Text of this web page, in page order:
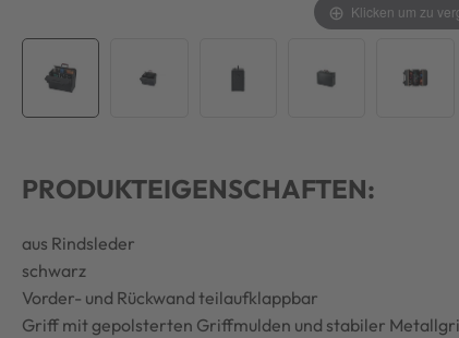
Klicken um zu
PRODUKTEIGENSCHAFTEN:
aus Rindsleder
schwarz
Vorder- und Rückwand teilaufklappbar
Griff mit gepolsterten Griffmulden und stabiler